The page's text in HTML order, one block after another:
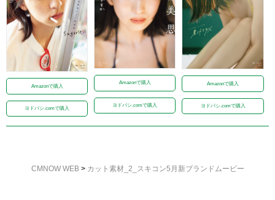
Amazonで購入
ヨドバシ.comで購入
Amazonで購入
ヨドバシ.comで購入
Amazonで購入
ヨドバシ.comで購入
CMNOW WEB> カット素材_2_スキコン5月新ブランドムービー